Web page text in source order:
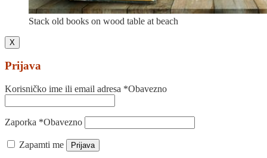
Stack old books on wood table at beach
X
Prijava
Korisničko ime ili email adresa *Obavezno
Zaporka *Obavezno
Zapamti me Prijava